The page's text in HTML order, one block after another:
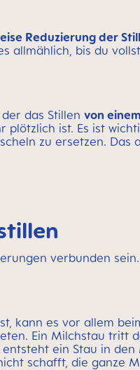
Reduzierung der
allmählich, bis du
das Stillen von
ist. Es ist
zu ersetzen.
verbunden
kann es vor allem
Ein Milchstau tritt
ein Stau in
schafft, die ganze